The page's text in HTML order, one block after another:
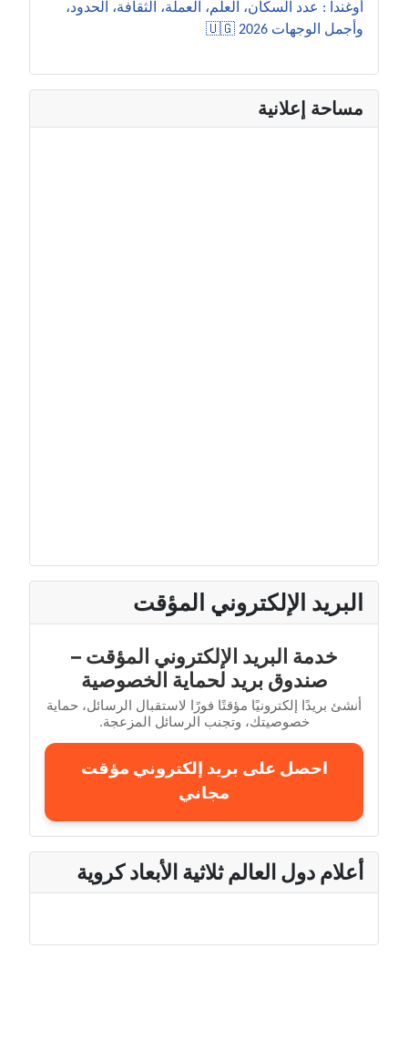
أوغندا : عدد السكان، العلم، العملة، الثقافة، الحدود،
وأجمل الوجهات 2026 🇺🇬
مساحة إعلانية
البريد الإلكتروني المؤقت
خدمة البريد الإلكتروني المؤقت –
صندوق بريد لحماية الخصوصية
أنشئ بريدًا إلكترونيًا مؤقتًا فورًا لاستقبال الرسائل، حماية
خصوصيتك، وتجنب الرسائل المزعجة.
احصل على بريد إلكتروني مؤقت
مجاني
أعلام دول العالم ثلاثية الأبعاد كروية